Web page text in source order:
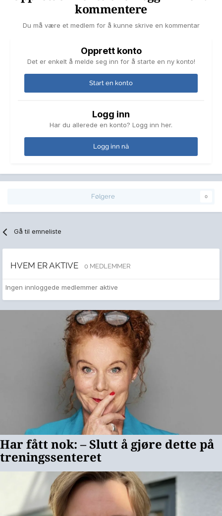
kommentere
Du må være et medlem for å kunne skrive en kommentar
Opprett konto
Det er enkelt å melde seg inn for å starte en ny konto!
Start en konto
Logg inn
Har du allerede en konto? Logg inn her.
Logg inn nå
Følgere 0
Gå til emneliste
HVEM ER AKTIVE 0 MEDLEMMER
Ingen innloggede medlemmer aktive